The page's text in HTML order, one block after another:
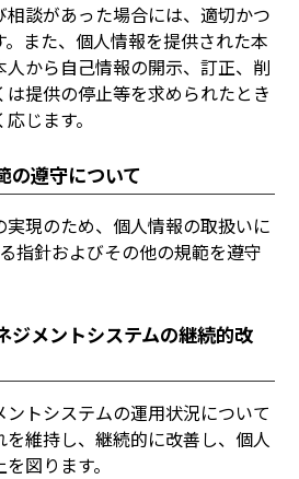
談があった場合には、適切かつ
また、個人情報を提供された本
から自己情報の開示、訂正、削
提供の停止等を求められたとき
じます。
の遵守について
現のため、個人情報の取扱いに
指針およびその他の規範を遵守
ジメントシステムの継続的改
トシステムの運用状況について
維持し、継続的に改善し、個人
図ります。